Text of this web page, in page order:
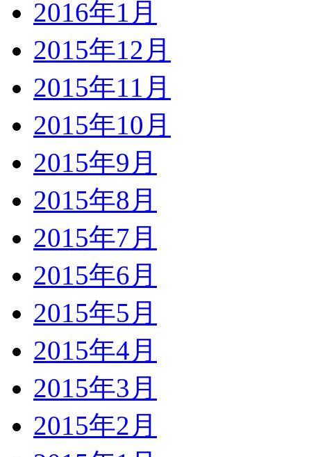
2016年1月
2015年12月
2015年11月
2015年10月
2015年9月
2015年8月
2015年7月
2015年6月
2015年5月
2015年4月
2015年3月
2015年2月